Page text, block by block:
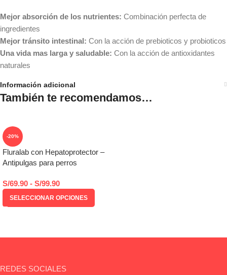
Mejor absorción de los nutrientes: Combinación perfecta de
ingredientes
Mejor tránsito intestinal: Con la acción de prebioticos y probioticos
Una vida mas larga y saludable: Con la acción de antioxidantes
naturales
Información adicional
También te recomendamos…
-20%
Fluralab con Hepatoprotector –
Antipulgas para perros
S/69.90 - S/99.90
SELECCIONAR OPCIONES
REDES SOCIALES